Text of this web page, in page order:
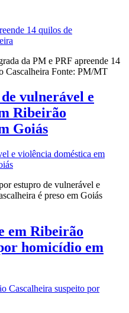
da PM e PRF apreende 14
Cascalheira Fonte: PM/MT
vulnerável e
Ribeirão
Goiás
estupro de vulnerável e
é preso em Goiás
em Ribeirão
homicídio em